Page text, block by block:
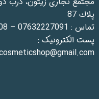
پلاك 87
تماس : 07632227091 – 09365306008
پست الکترونیک :